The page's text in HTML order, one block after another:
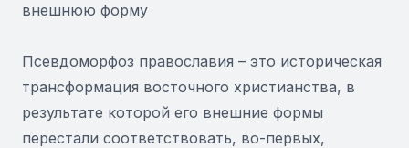
внешнюю форму
Псевдоморфоз православия – это историческая
трансформация восточного христианства, в
результате которой его внешние формы
перестали соответствовать, во-первых,